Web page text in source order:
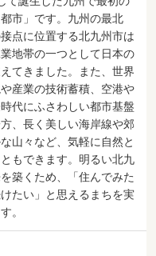
都市」です。九州の最北
点に位置する北九州市は
地帯の一つとして日本の
てきました。また、世界
産業の技術蓄積、空港や
代にふさわしい都市基盤
、長く美しい海岸線や郊
山々など、気軽に自然と
もできます。明るい北九
築くため、「住んでみた
たい」と思えるまちを実
。